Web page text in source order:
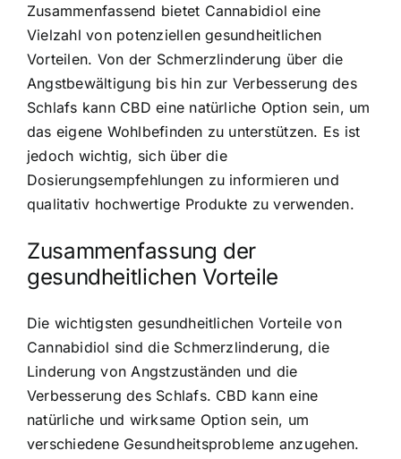
Zusammenfassend bietet Cannabidiol eine
Vielzahl von potenziellen gesundheitlichen
Vorteilen. Von der Schmerzlinderung über die
Angstbewältigung bis hin zur Verbesserung des
Schlafs kann CBD eine natürliche Option sein, um
das eigene Wohlbefinden zu unterstützen. Es ist
jedoch wichtig, sich über die
Dosierungsempfehlungen zu informieren und
qualitativ hochwertige Produkte zu verwenden.
Zusammenfassung der
gesundheitlichen Vorteile
Die wichtigsten gesundheitlichen Vorteile von
Cannabidiol sind die Schmerzlinderung, die
Linderung von Angstzuständen und die
Verbesserung des Schlafs. CBD kann eine
natürliche und wirksame Option sein, um
verschiedene Gesundheitsprobleme anzugehen.